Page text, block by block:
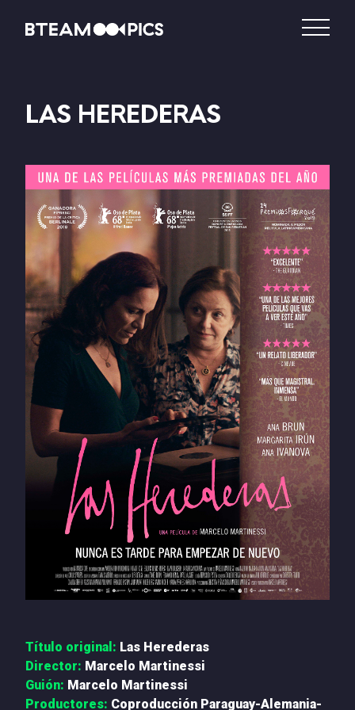
DISTRIBUCIÓN
PRODUCCIÓN
VIDEO – VOD
CATÁLOGO
PRENSA
NOTICIAS
QUIÉNES SOMOS
CONTACTO
LAS HEREDERAS
Título original: Las Herederas
Director: Marcelo Martinessi
Guión: Marcelo Martinessi
Productores: Coproducción Paraguay-Alemania-